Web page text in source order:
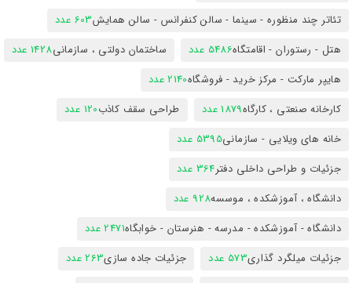
تئاتر چند منظوره - سینما - سالن کنفرانس - سالن همایش603 عدد
هتل - رستوران - اقامتگاه5486 عدد ساختمان دولتی ، سازمانی1428 عدد
هایپر مارکت - مرکز خرید - فروشگاه2140 عدد
کارخانه صنعتی ، کارگاه1879 عدد طراحی سقف کاذب120 عدد
خانه های ویلایی - سازمانی5395 عدد
جزئیات و طراحی داخلی دفتر364 عدد
دانشگاه ، آموزشکده ، موسسه928 عدد
دانشگاه - آموزشکده - مدرسه - هنرستان - خوابگاه2471 عدد
جزئیات میلگرد گذاری573 عدد جزئیات جاده سازی263 عدد